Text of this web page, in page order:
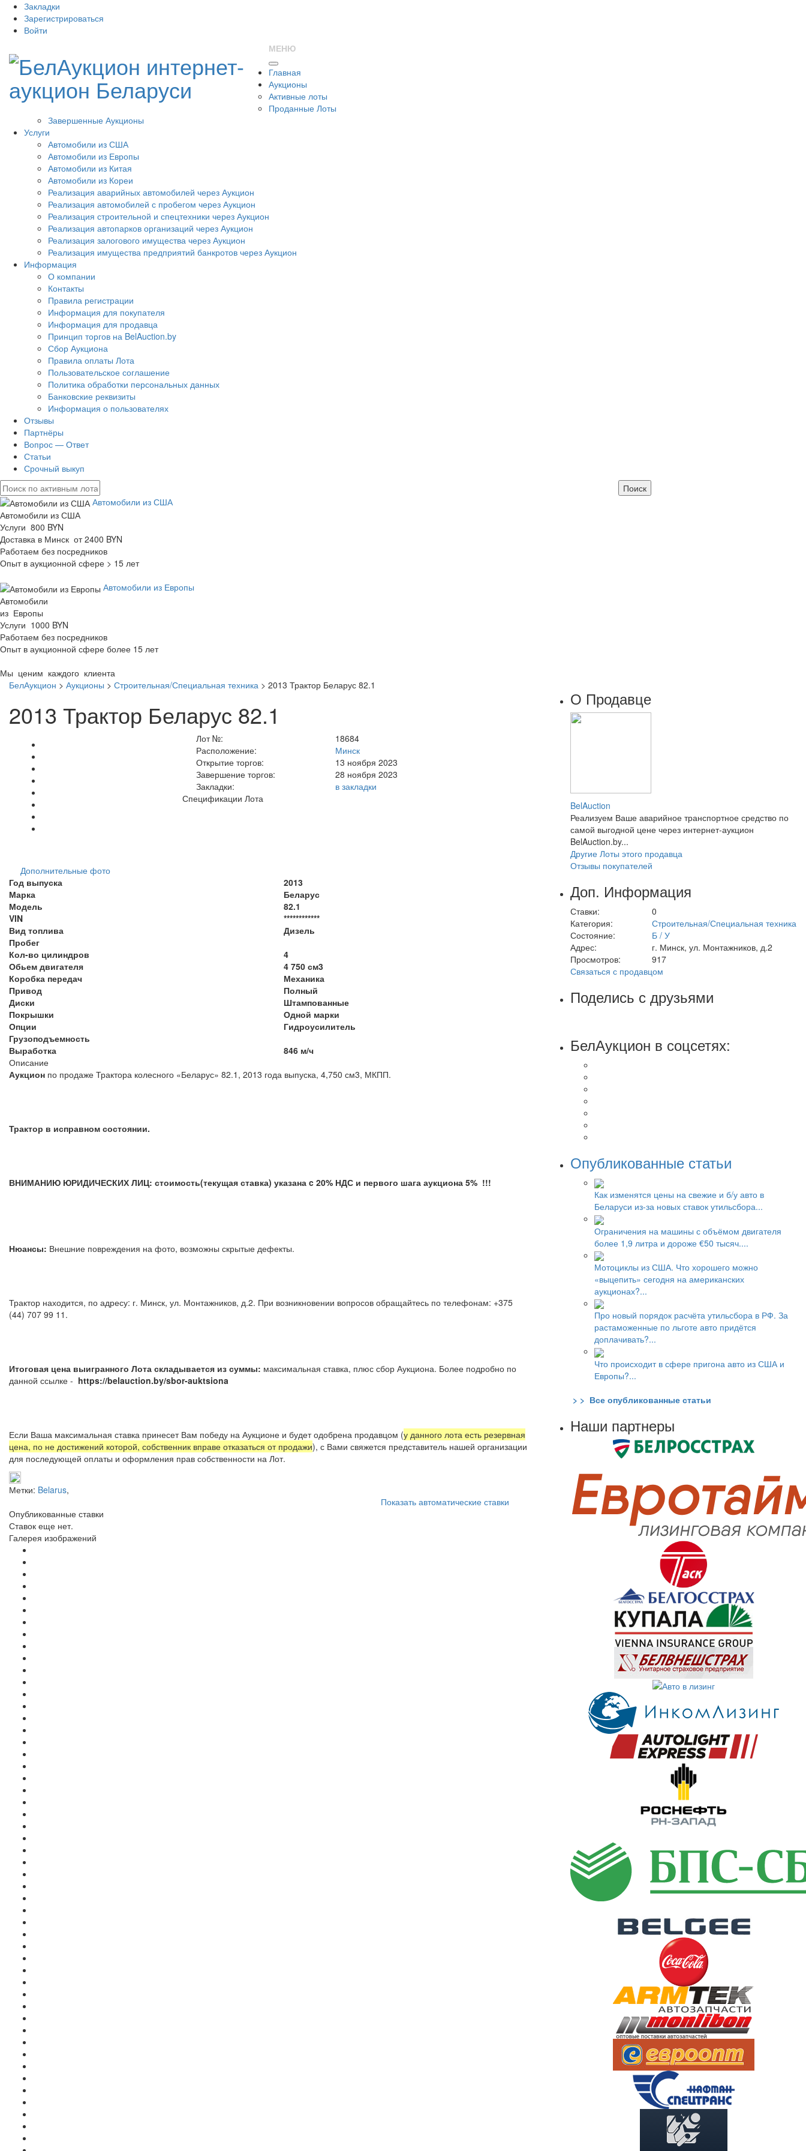
Закладки
Зарегистрироваться
Войти
МЕНЮ
Главная
Аукционы
Активные лоты
Проданные Лоты
Завершенные Аукционы
Услуги
Автомобили из США
Автомобили из Европы
Автомобили из Китая
Автомобили из Кореи
Реализация аварийных автомобилей через Аукцион
Реализация автомобилей с пробегом через Аукцион
Реализация строительной и спецтехники через Аукцион
Реализация автопарков организаций через Аукцион
Реализация залогового имущества через Аукцион
Реализация имущества предприятий банкротов через Аукцион
Информация
О компании
Контакты
Правила регистрации
Информация для покупателя
Информация для продавца
Принцип торгов на BelAuction.by
Сбор Аукциона
Правила оплаты Лота
Пользовательское соглашение
Политика обработки персональных данных
Банковские реквизиты
Информация о пользователях
Отзывы
Партнёры
Вопрос — Ответ
Статьи
Срочный выкуп
Автомобили из США
Автомобили из США
Услуги 800 BYN
Доставка в Минск от 2400 BYN
Работаем без посредников
Опыт в аукционной сфере > 15 лет
Автомобили из Европы
Автомобили
из Европы
Услуги 1000 BYN
Работаем без посредников
Опыт в аукционной сфере более 15 лет
Мы ценим каждого клиента
БелАукцион > Аукционы > Строительная/Специальная техника > 2013 Трактор Беларус 82.1
2013 Трактор Беларус 82.1
Дополнительные фото
Лот №:
18684
Расположение:
Минск
Открытие торгов:
13 ноября 2023
Завершение торгов:
28 ноября 2023
Закладки:
в закладки
Спецификации Лота
Год выпуска
2013
Марка
Беларус
Модель
82.1
VIN
************
Вид топлива
Дизель
Пробег
Кол-во цилиндров
4
Обьем двигателя
4 750 см3
Коробка передач
Механика
Привод
Полный
Диски
Штампованные
Покрышки
Одной марки
Опции
Гидроусилитель
Грузоподъемность
Выработка
846 м/ч
Описание
Аукцион по продаже Трактора колесного «Беларус» 82.1, 2013 года выпуска, 4,750 см3, МКПП.
Трактор в исправном состоянии.
ВНИМАНИЮ ЮРИДИЧЕСКИХ ЛИЦ: стоимость(текущая ставка) указана c 20% НДС и первого шага аукциона 5% !!!
Нюансы: Внешние повреждения на фото, возможны скрытые дефекты.
Трактор находится, по адресу: г. Минск, ул. Монтажников, д.2. При возникновении вопросов обращайтесь по телефонам: +375
(44) 707 99 11.
Итоговая цена выигранного Лота складывается из суммы: максимальная ставка, плюс сбор Аукциона. Более подробно по
данной ссылке - https://belauction.by/sbor-auktsiona
Если Ваша максимальная ставка принесет Вам победу на Аукционе и будет одобрена продавцом (у данного лота есть резервная
цена, по не достижений которой, собственник вправе отказаться от продажи), с Вами свяжется представитель нашей организации
для последующей оплаты и оформления прав собственности на Лот.
Метки: Belarus,
Показать автоматические ставки
Опубликованные ставки
Ставок еще нет.
Галерея изображений
О Продавце
BelAuction
Реализуем Ваше аварийное транспортное средство по
самой выгодной цене через интернет-аукцион
BelAuction.by...
Другие Лоты этого продавца
Отзывы покупателей
Доп. Информация
Ставки:
0
Категория:
Строительная/Специальная техника
Состояние:
Б / У
Адрес:
г. Минск, ул. Монтажников, д.2
Просмотров:
917
Связаться с продавцом
Поделись с друзьями
БелАукцион в соцсетях:
Опубликованные статьи
Как изменятся цены на свежие и б/у авто в
Беларуси из-за новых ставок утильсбора...
Ограничения на машины с объёмом двигателя
более 1,9 литра и дороже €50 тысяч....
Мотоциклы из США. Что хорошего можно
«выцепить» сегодня на американских
аукционах?...
Про новый порядок расчёта утильсбора в РФ. За
растаможенные по льготе авто придётся
доплачивать?...
Что происходит в сфере пригона авто из США и
Европы?...
> > Все опубликованные статьи
Наши партнеры